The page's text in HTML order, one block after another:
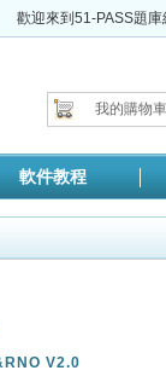
歡迎來到51-PASS題
我的購物
軟件教程
V2.0